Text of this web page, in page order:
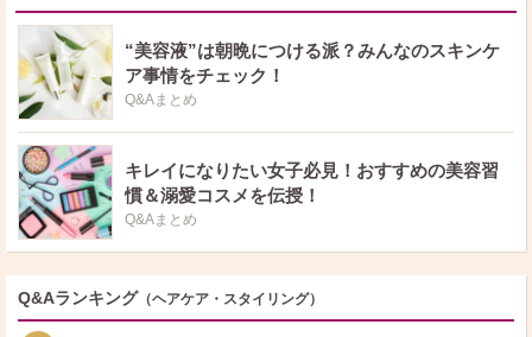
“美容液”は朝晩につける派？みんなのスキンケ
ア事情をチェック！
Q&Aまとめ
キレイになりたい女子必見！おすすめの美容習
慣＆溺愛コスメを伝授！
Q&Aまとめ
Q&Aランキング （ヘアケア・スタイリング）